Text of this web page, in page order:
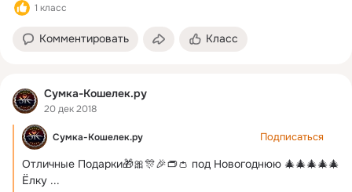
1 класс
Комментировать Класс
Сумка-Кошелек.ру
20 дек 2018
Сумка-Кошелек.ру Подписаться
Отличные Подарки🎁🎀🎊🎉👝👛 под Новогоднюю 🎄🎄🎄🎄🎄
Ёлку ...